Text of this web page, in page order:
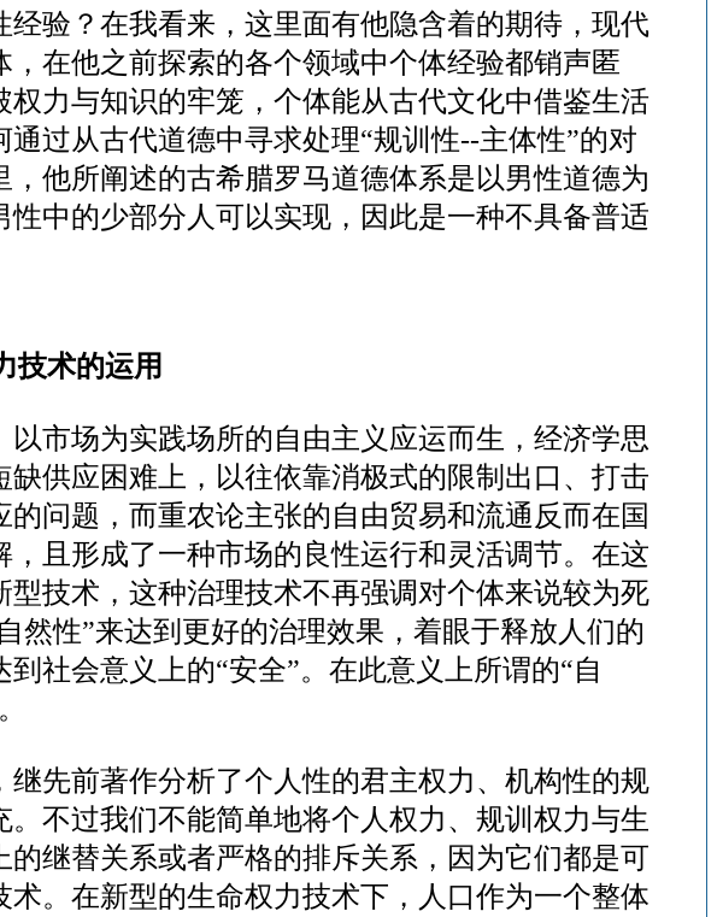
验？在我看来，这里面有他隐含着的期待，现代
在他之前探索的各个领域中个体经验都销声匿
力与知识的牢笼，个体能从古代文化中借鉴生活
过从古代道德中寻求处理“规训性--主体性”的对
他所阐述的古希腊罗马道德体系是以男性道德为
中的少部分人可以实现，因此是一种不具备普适
技术的运用
市场为实践场所的自由主义应运而生，经济学思
供应困难上，以往依靠消极式的限制出口、打击
问题，而重农论主张的自由贸易和流通反而在国
且形成了一种市场的良性运行和灵活调节。在这
技术，这种治理技术不再强调对个体来说较为死
然性”来达到更好的治理效果，着眼于释放人们的
社会意义上的“安全”。在此意义上所谓的“自
先前著作分析了个人性的君主权力、机构性的规
不过我们不能简单地将个人权力、规训权力与生
继替关系或者严格的排斥关系，因为它们都是可
。在新型的生命权力技术下，人口作为一个整体